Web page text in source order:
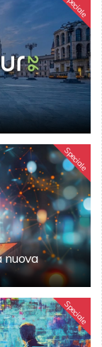
Speciale
nuova
Speciale